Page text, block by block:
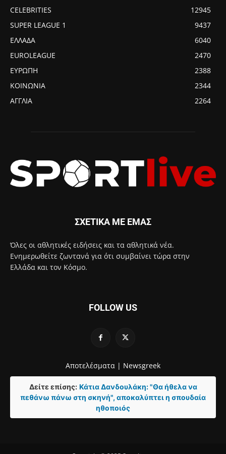
CELEBRITIES
12945
SUPER LEAGUE 1
9437
ΕΛΛΑΔΑ
6040
EUROLEAGUE
2470
ΕΥΡΩΠΗ
2388
ΚΟΙΝΩΝΙΑ
2344
ΑΓΓΛΙΑ
2264
ΣΧΕΤΙΚΑ ΜΕ ΕΜΑΣ
Όλες οι αθλητικές ειδήσεις και τα αθλητικά νέα.
Ενημερωθείτε ζωντανά για ότι συμβαίνει τώρα στην
Ελλάδα και τον Κόσμο.
FOLLOW US
Αποτελέσματα | Newsgreek
Δείτε επίσης: Κάτια Δανδουλάκη: "Θα ήθελα να
πεθάνω πάνω στη σκηνή", αποκαλύπτει η σπουδαία
ηθοποιός